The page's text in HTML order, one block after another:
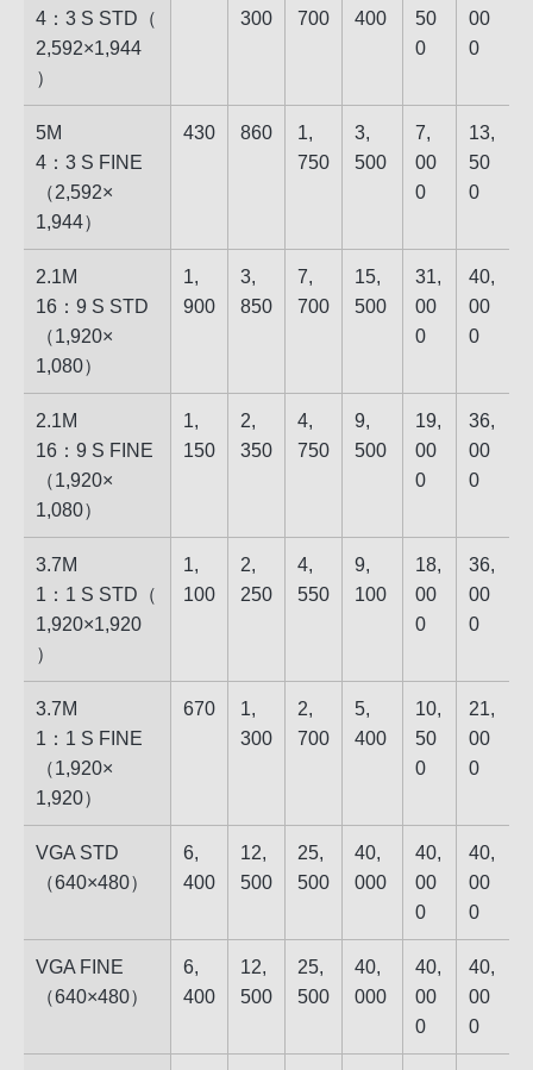
4：3 S STD​（​
2,592​×​1,944​
）
30​0
70​0
40​0
50​
0
00​
0
5M
4：3 S FINE​
（​2,592​×​
1,944​）
430 860
1,​
75​0
3,​
50​0
7,​
00​
0
13,​
50​
0
2.1M
16：9 S STD​
（​1,920​×​
1,080​）
1,​
90​0
3,​
85​0
7,​
70​0
15,​
50​0
31,​
00​
0
40,​
00​
0
2.1M
16：9 S FINE​
（​1,920​×​
1,080​）
1,​
15​0
2,​
35​0
4,​
75​0
9,​
50​0
19,​
00​
0
36,​
00​
0
3.7M
1：1 S STD​（​
1,920​×​1,920​
）
1,​
10​0
2,​
25​0
4,​
55​0
9,​
10​0
18,​
00​
0
36,​
00​
0
3.7M
1：1 S FINE​
（​1,920​×​
1,920​）
670
1,​
30​0
2,​
70​0
5,​
40​0
10,​
50​
0
21,​
00​
0
VGA STD
（​640​×​480​）
6,​
40​0
12,​
50​0
25,​
50​0
40,​
00​0
40,​
00​
0
40,​
00​
0
VGA FINE
（​640​×​480​）
6,​
40​0
12,​
50​0
25,​
50​0
40,​
00​0
40,​
00​
0
40,​
00​
0